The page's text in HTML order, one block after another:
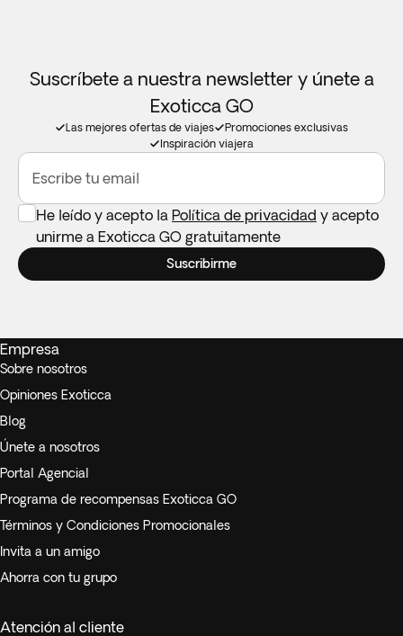
Suscríbete a nuestra newsletter y únete a
Exoticca GO
Las mejores ofertas de viajes
Promociones exclusivas
Inspiración viajera
Escribe tu email
He leído y acepto la Política de privacidad y acepto
unirme a Exoticca GO gratuitamente
Suscribirme
Empresa
Sobre nosotros
Opiniones Exoticca
Blog
Únete a nosotros
Portal Agencial
Programa de recompensas Exoticca GO
Términos y Condiciones Promocionales
Invita a un amigo
Ahorra con tu grupo
Atención al cliente